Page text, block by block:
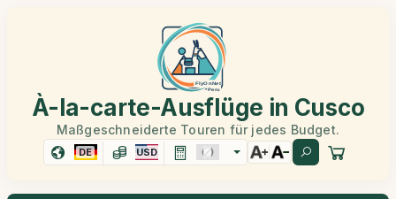
À-la-carte-Ausflüge in Cusco
Maßgeschneiderte Touren für jedes Budget.
DE USD